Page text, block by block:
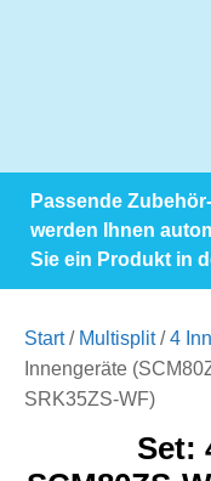
Passende
werden Ihnen
Sie ein Produkt in
Start/ Multisplit/4
Innengeräte
SRK35ZS-WF)
Set: